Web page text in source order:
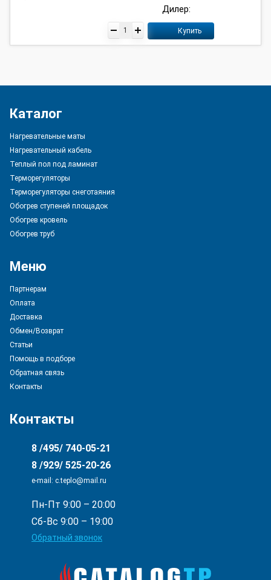
Дилер:
Купить
Каталог
Нагревательные маты
Нагревательный кабель
Теплый пол под ламинат
Терморегуляторы
Терморегуляторы снеготаяния
Обогрев ступеней площадок
Обогрев кровель
Обогрев труб
Меню
Партнерам
Оплата
Доставка
Обмен/Возврат
Статьи
Помощь в подборе
Обратная связь
Контакты
Контакты
8 /495/ 740-05-21
8 /929/ 525-20-26
e-mail: с.teplo@mail.ru
Пн-Пт 9:00 – 20:00
Сб-Вс 9:00 – 19:00
Обратный звонок